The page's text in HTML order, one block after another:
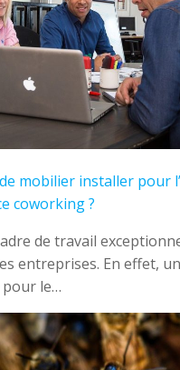
mobilier installer pour
coworking ?
de travail
entreprises. En effet,
le…